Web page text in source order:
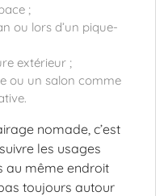
;
lors d’un pique-
extérieur ;
un salon comme
nomade, c’est
les usages
au même endroit
toujours autour